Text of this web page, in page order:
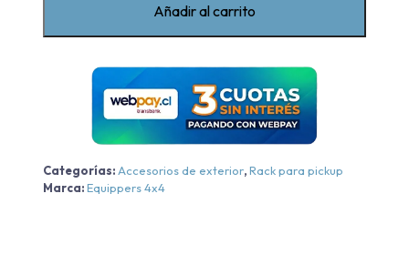
Volkswagen
Amarok
2010-
2023
Añadir al carrito
Categorías:Accesorios de exterior,Rack para pickup
Marca:Equippers 4x4